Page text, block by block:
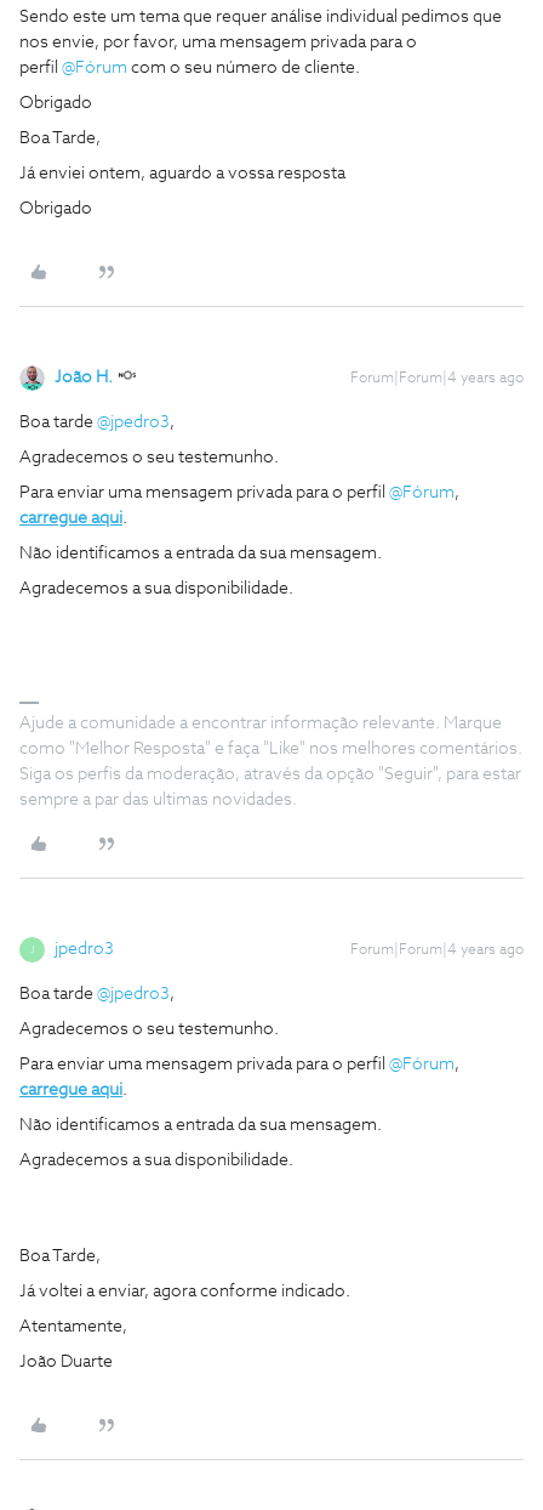
Sendo este um tema que requer análise individual pedimos que
nos envie, por favor, uma mensagem privada para o
perfil @Fórum com o seu número de cliente.
Obrigado
Boa Tarde,
Já enviei ontem, aguardo a vossa resposta
Obrigado
João H. Forum|Forum|4 years ago
Boa tarde @jpedro3,
Agradecemos o seu testemunho.
Para enviar uma mensagem privada para o perfil @Fórum,
carregue aqui.
Não identificamos a entrada da sua mensagem.
Agradecemos a sua disponibilidade.
Ajude a comunidade a encontrar informação relevante. Marque
como "Melhor Resposta" e faça "Like" nos melhores comentários.
Siga os perfis da moderação, através da opção "Seguir", para estar
sempre a par das ultimas novidades.
jpedro3 Forum|Forum|4 years ago
Boa tarde @jpedro3,
Agradecemos o seu testemunho.
Para enviar uma mensagem privada para o perfil @Fórum,
carregue aqui.
Não identificamos a entrada da sua mensagem.
Agradecemos a sua disponibilidade.
Boa Tarde,
Já voltei a enviar, agora conforme indicado.
Atentamente,
João Duarte